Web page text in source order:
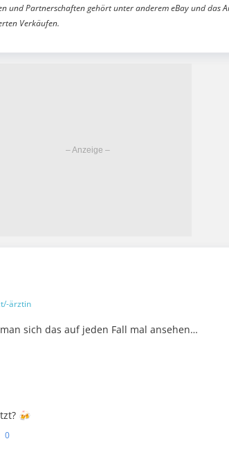
und Partnerschaften gehört unter anderem eBay und das
Verkäufen.
ärztin
sich das auf jeden Fall mal ansehen…
🍻
0